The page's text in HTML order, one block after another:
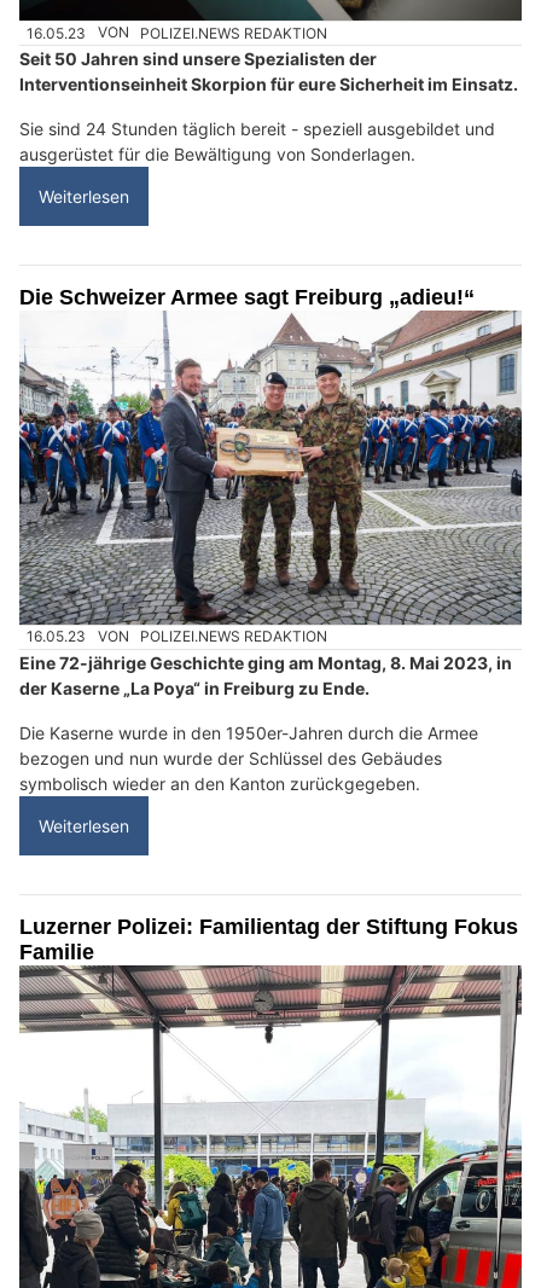
16.05.23 VON POLIZEI.NEWS REDAKTION
Seit 50 Jahren sind unsere Spezialisten der
Interventionseinheit Skorpion für eure Sicherheit im Einsatz.
Sie sind 24 Stunden täglich bereit - speziell ausgebildet und
ausgerüstet für die Bewältigung von Sonderlagen.
Weiterlesen
Die Schweizer Armee sagt Freiburg „adieu!“
16.05.23 VON POLIZEI.NEWS REDAKTION
Eine 72-jährige Geschichte ging am Montag, 8. Mai 2023, in
der Kaserne „La Poya“ in Freiburg zu Ende.
Die Kaserne wurde in den 1950er-Jahren durch die Armee
bezogen und nun wurde der Schlüssel des Gebäudes
symbolisch wieder an den Kanton zurückgegeben.
Weiterlesen
Luzerner Polizei: Familientag der Stiftung Fokus
Familie